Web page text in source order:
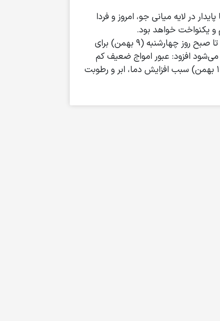
در لایه میانی جو، امروز و فردا
یکنواخت خواهد بود.
زارعی با بیان اینکه با تقویت زبانه‌های سیستم پرفشار، تا صبح روز چهارشنبه (۹ بهمن) برای
افزود: عبور امواج ضعیف کم
دامنه نیز از ظهر چهارشنبه (۹ بهمن) تا صبح جمعه (۱۱ بهمن) سبب افزایش دما، ابر و رطوبت